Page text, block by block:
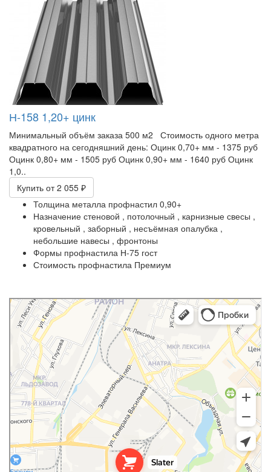
Н-158 1,20+ цинк
Минимальный объём заказа 500 м2 Стоимость одного метра
квадратного на сегодняшний день: Оцинк 0,70+ мм - 1375 руб
Оцинк 0,80+ мм - 1505 руб Оцинк 0,90+ мм - 1640 руб Оцинк
1,0..
Купить от 2 055 ₽
Толщина металла профнастил 0,90+
Назначение стеновой , потолочный , карнизные свесы ,
кровельный , заборный , несъёмная опалубка ,
небольшие навесы , фронтоны
Формы профнастила Н-75 гост
Стоимость профнастила Премиум
Slater
Кровля и кровельные материалы в Симферополе